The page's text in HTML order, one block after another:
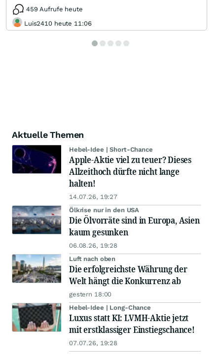
459 Aufrufe heute
Luis2410 heute 11:06
Aktuelle Themen
Hebel-Idee | Short-Chance
Apple-Aktie viel zu teuer? Dieses
Allzeithoch dürfte nicht lange
halten!
14.07.26, 19:27
Ölkrise nur in den USA
Die Ölvorräte sind in Europa, Asien
kaum gesunken
06.08.26, 19:28
Luft nach oben
Die erfolgreichste Währung der
Welt hängt die Konkurrenz ab
gestern 18:00
Hebel-Idee | Long-Chance
Luxus statt KI: LVMH-Aktie jetzt
mit erstklassiger Einstiegschance!
07.07.26, 19:28